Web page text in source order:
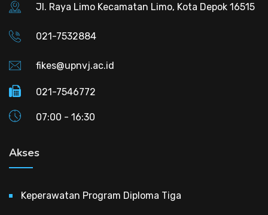
Jl. Raya Limo Kecamatan Limo, Kota Depok 16515
021-7532884
fikes@upnvj.ac.id
021-7546772
07:00 - 16:30
Akses
Keperawatan Program Diploma Tiga